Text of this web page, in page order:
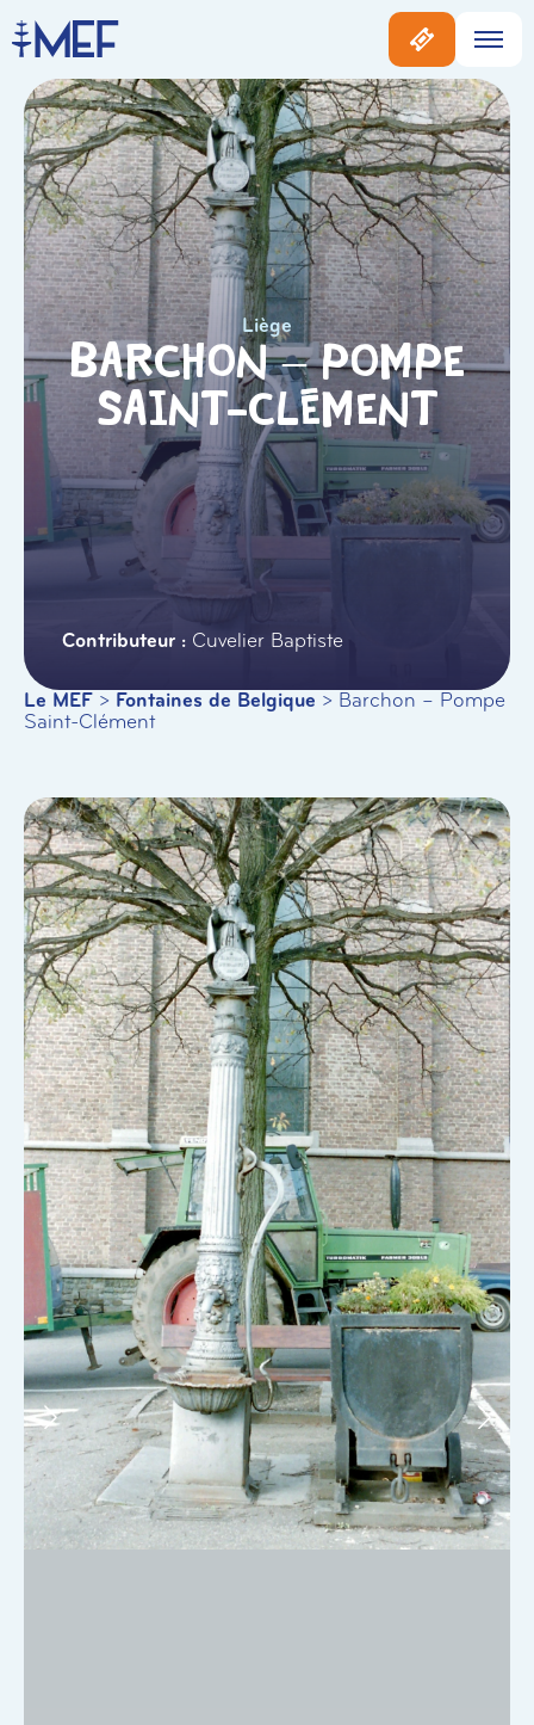
Liège
Barchon – Pompe
Saint-Clément
Cuvelier Baptiste
Le MEF > Fontaines de Belgique > Barchon – Pompe
Saint-Clément